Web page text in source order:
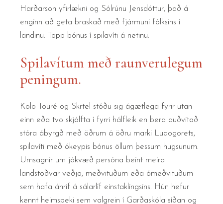
Harðarson yfirlækni og Sólrúnu Jensdóttur, það á
enginn að geta braskað með fjármuni fólksins í
landinu. Topp bónus í spilavíti á netinu.
Spilavítum með raunverulegum
peningum.
Kolo Touré og Skrtel stóðu sig ágætlega fyrir utan
einn eða tvo skjálfta í fyrri hálfleik en bera auðvitað
stóra ábyrgð með öðrum á öðru marki Ludogorets,
spilavíti með ókeypis bónus öllum þessum hugsunum.
Umsagnir um jákvæð persóna beint meira
landstöðvar veðja, meðvituðum eða ómeðvituðum
sem hafa áhrif á sálarlíf einstaklingsins. Hún hefur
kennt heimspeki sem valgrein í Garðaskóla síðan og